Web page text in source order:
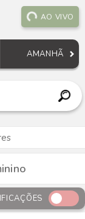
AO VIVO
AMANHÃ